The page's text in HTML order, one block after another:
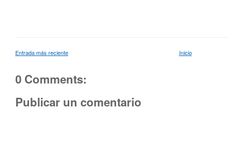
Entrada más reciente Inicio
0 Comments:
Publicar un comentario